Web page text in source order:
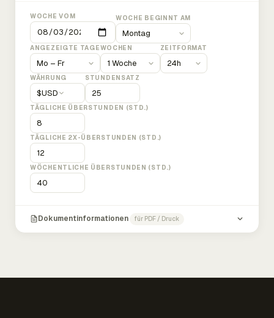
WOCHE VOM WOCHE BEGINNT AM
ANGEZEIGTE TAGEWOCHEN ZEITFORMAT
WÄHRUNG
$USD
STUNDENSATZ
TÄGLICHE ÜBERSTUNDEN (STD.)
TÄGLICHE 2X-ÜBERSTUNDEN (STD.)
WÖCHENTLICHE ÜBERSTUNDEN (STD.)
Dokumentinformationen für PDF / Druck